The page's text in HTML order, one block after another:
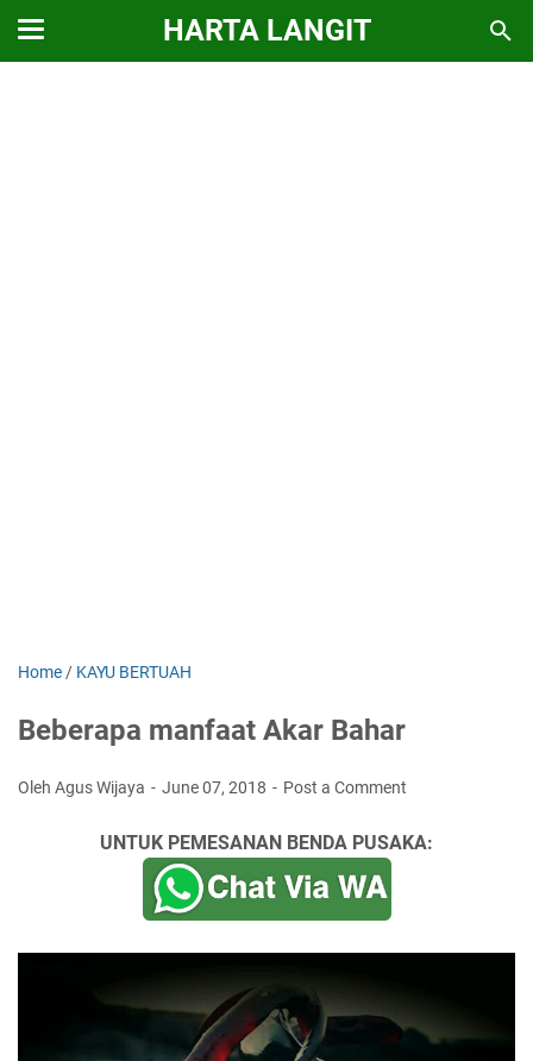
HARTA LANGIT
Home / KAYU BERTUAH
Beberapa manfaat Akar Bahar
Oleh Agus Wijaya June 07, 2018 Post a Comment
UNTUK PEMESANAN BENDA PUSAKA: